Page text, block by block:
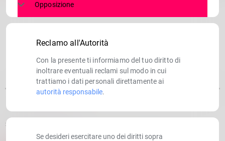
SCRITTO DA:
Opposizione
Reclamo all'Autorità
Con la presente ti informiamo del tuo diritto di
inoltrare eventuali reclami sul modo in cui
trattiamo i dati personali direttamente ai
autorità responsabile.
Se desideri esercitare uno dei diritti sopra